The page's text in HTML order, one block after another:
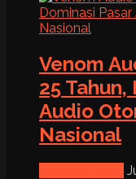
Venom
25
Audio
Nasional